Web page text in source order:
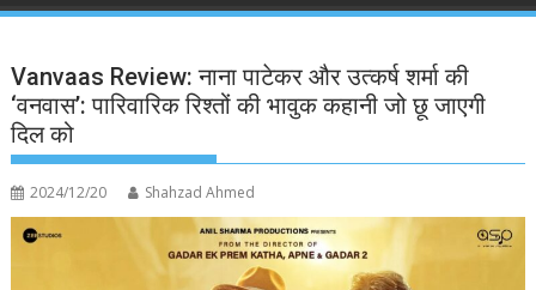
Vanvaas Review: नाना पाटेकर और उत्कर्ष शर्मा की
‘वनवास’: पारिवारिक रिश्तों की भावुक कहानी जो छू जाएगी
दिल को
2024/12/20 Shahzad Ahmed